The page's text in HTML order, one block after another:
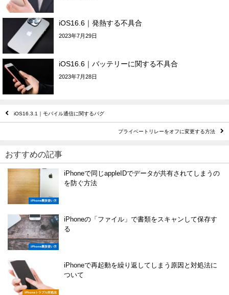
iOS16.6｜発熱する不具合
2023年7月29日
iOS16.6｜バッテリーに関する不具合
2023年7月28日
iOS16.3.1｜モバイル通信に関するバグ
プライベートリレーをオフに変更する方法
おすすめの記事
iPhone裏技使い方
iPhoneで同じappleIDでデータが共有されてしまうの
を防ぐ方法
iPhone裏技使い方
iPhoneの「ファイル」で書類をスキャンして保存す
る
iPhoneトラブル対処法
iPhoneで再起動を繰り返してしまう原因と対処法に
ついて